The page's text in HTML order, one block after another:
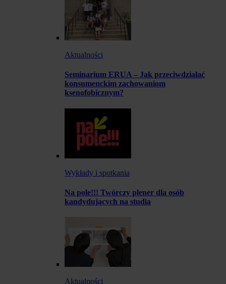
Aktualności
Seminarium ERUA – Jak przeciwdziałać
konsumenckim zachowaniom
ksenofobicznym?
Wykłady i spotkania
Na pole!!! Twórczy plener dla osób
kandydujących na studia
Aktualności